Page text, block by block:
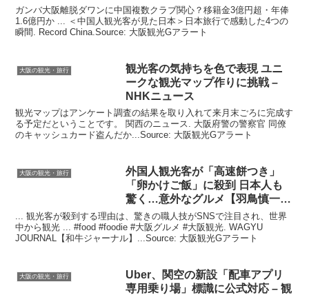
ガンバ大阪離脱ダワンに中国複数クラブ関心？移籍金3億円超・年俸
1.6億円か ... ＜中国人観光客が見た日本＞日本旅行で感動した4つの
瞬間. Record China.Source: 大阪観光Gアラート
大阪の観光・旅行 観光客の気持ちを色で表現 ユニ
ークな観光マップ作りに挑戦 –
NHKニュース
観光マップはアンケート調査の結果を取り入れて来月末ごろに完成す
る予定だということです。 関西のニュース. 大阪府警の警察官 同僚
のキャッシュカード盗んだか...Source: 大阪観光Gアラート
大阪の観光・旅行 外国人観光客が「高速餅つき」
「卵かけご飯」に殺到 日本人も
驚く…意外なグルメ【羽鳥慎一
…
... 観光客が殺到する理由は、驚きの職人技がSNSで注目され、世界
中から観光 ... #food #foodie #大阪グルメ #大阪観光. WAGYU
JOURNAL【和牛ジャーナル】...Source: 大阪観光Gアラート
大阪の観光・旅行
Uber、関空の新設「配車アプリ
専用乗り場」標識に公式対応 –観